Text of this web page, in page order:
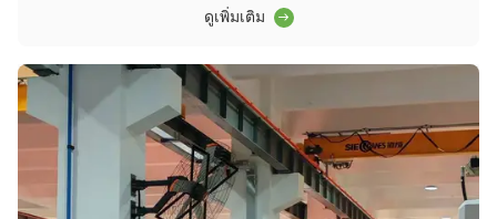
คุณภาพอากาศสําหรับผู้โดยสารและพนักงาน โดยการรักษาสภาพ
ประสิทธิภาพพัดลมอุตสาหกรรมยักษ์ใหญ่ สนับสนุ...
ดูเพิ่มเติม